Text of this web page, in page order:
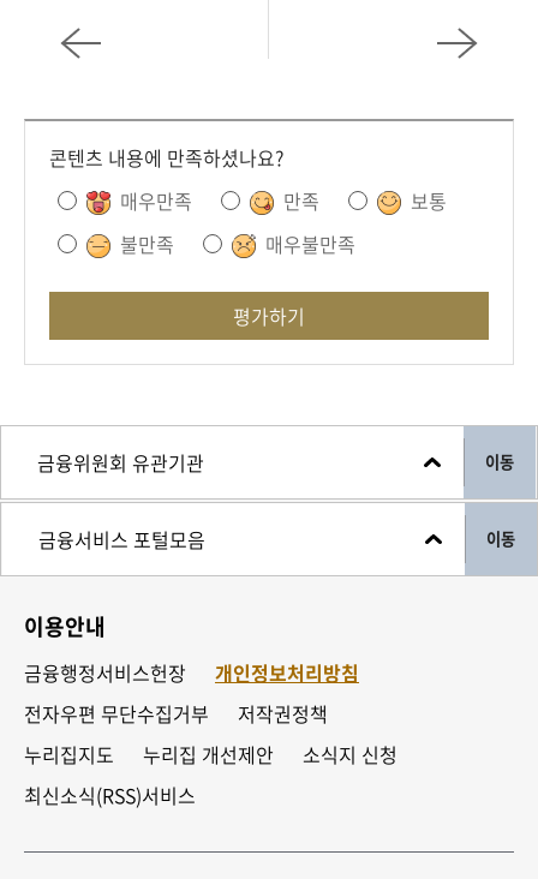
콘텐츠 내용에 만족하셨나요?
매우만족
만족
보통
불만족
매우불만족
평가하기
이동
이동
이용안내
금융행정서비스헌장
개인정보처리방침
전자우편 무단수집거부
저작권정책
누리집지도
누리집 개선제안
소식지 신청
최신소식(RSS)서비스